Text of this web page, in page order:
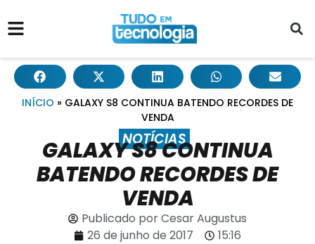
INÍCIO » GALAXY S8 CONTINUA BATENDO RECORDES DE
VENDA
NOTÍCIAS
GALAXY S8 CONTINUA
BATENDO RECORDES DE
VENDA
Publicado porCesar Augustus
26 de junho de 2017
15:16